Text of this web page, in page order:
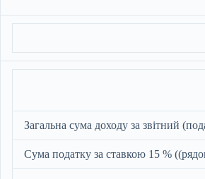
Загальна сума доходу за звітний
Сума податку за ставкою 15 %